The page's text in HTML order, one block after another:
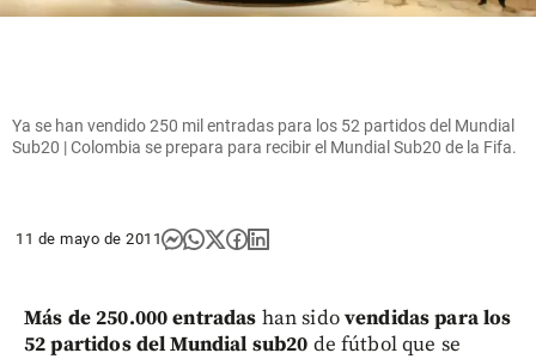
Ya se han vendido 250 mil entradas para los 52 partidos del Mundial
Sub20 | Colombia se prepara para recibir el Mundial Sub20 de la Fifa.
11 de mayo de 2011
Más de 250.000 entradas han sidovendidas para los
52 partidos del Mundial sub20 de fútbol que se